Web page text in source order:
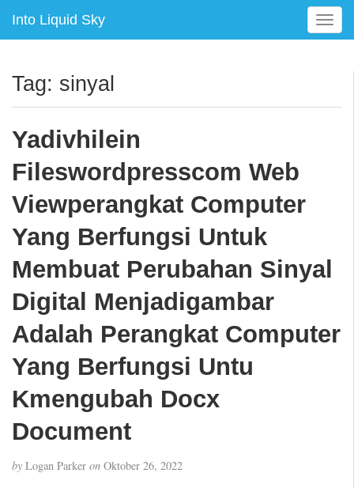
Into Liquid Sky
T
o
e
o
Tag: sinyal
Yadivhilein
Fileswordpresscom Web
Viewperangkat Computer
Yang Berfungsi Untuk
Membuat Perubahan Sinyal
Digital Menjadigambar
Adalah Perangkat Computer
Yang Berfungsi Untu
Kmengubah Docx
Document
by Logan Parker on Oktober 26, 2022